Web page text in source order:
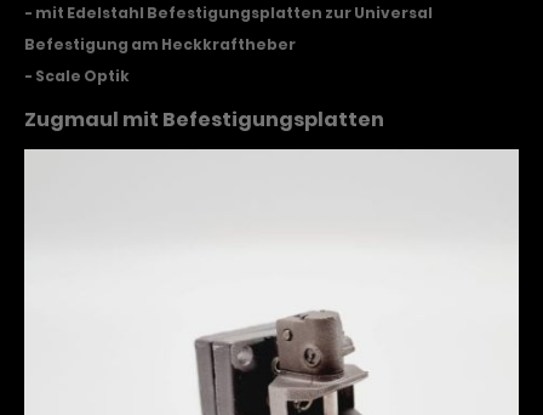
- mit Edelstahl Befestigungsplatten zur Universal
Befestigung am Heckkraftheber
- Scale Optik
Zugmaul mit Befestigungsplatten